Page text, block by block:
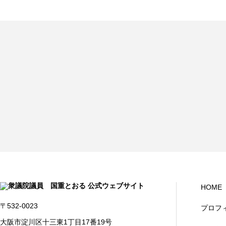
〒532-0023
大阪市淀川区十三東1丁目17番19号
HOME
プロフ